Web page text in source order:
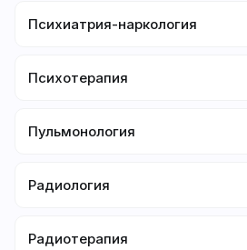
Психиатрия-наркология
Психотерапия
Пульмонология
Радиология
Радиотерапия